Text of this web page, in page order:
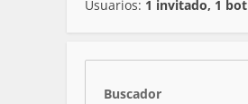
Usuarios: 1 invitado, 1 bot
Buscador